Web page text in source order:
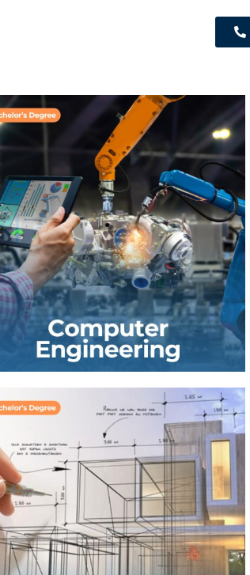
Operatsion tizimlar, dasturlash tillari,
texnika va dasturiy injiniring usullari,
maʼlumotlar bazalarini modellashtirish,
loyihalash va boshqarish tamoyillari va
texnologiyalari boʻyicha chuqur bilimga
ega boʻlgan apparat va dasturiy
taʼminot tizimlarini integratsiyalashni
oʻrgatadi.
BATAFSIL
Binolarni loyihalash, loyihalarni tadbiq
etish, boshqarish, geodeziya,
monitoring va texnik xizmat ko'rsatish,
texnik fizika, materialshunoslik, qurilish
muhandisligi, gidravlika, geologiya,
geotexnika, strukturaviy va infratuzilma
muhandisligini o'rgatadi.